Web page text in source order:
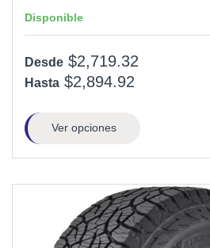
Disponible
Desde $2,719.32
Hasta $2,894.92
Ver opciones